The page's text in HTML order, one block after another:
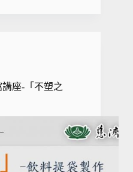
座-「不塑之